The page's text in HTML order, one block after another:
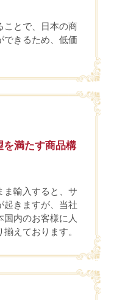
ことで、日本の商
できるため、低価
を満たす商品構
ま輸入すると、サ
起きますが、当社
国内のお客様に人
えております。